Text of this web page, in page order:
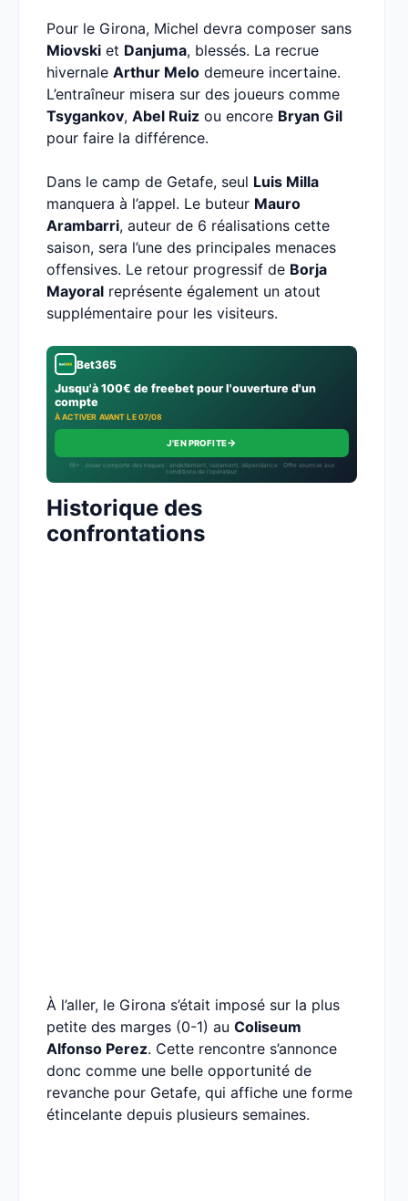
Pour le Girona, Michel devra composer sans
Miovski et Danjuma, blessés. La recrue
hivernale Arthur Melo demeure incertaine.
L’entraîneur misera sur des joueurs comme
Tsygankov, Abel Ruiz ou encore Bryan Gil
pour faire la différence.
Dans le camp de Getafe, seul Luis Milla
manquera à l’appel. Le buteur Mauro
Arambarri, auteur de 6 réalisations cette
saison, sera l’une des principales menaces
offensives. Le retour progressif de Borja
Mayoral représente également un atout
supplémentaire pour les visiteurs.
Bet365
Jusqu'à 100€ de freebet pour l'ouverture d'un
compte
À ACTIVER AVANT LE 07/08
J'EN PROFITE→
18+ · Jouer comporte des risques : endettement, isolement, dépendance · Offre soumise aux
conditions de l’opérateur.
Historique des
confrontations
À l’aller, le Girona s’était imposé sur la plus
petite des marges (0-1) au Coliseum
Alfonso Perez. Cette rencontre s’annonce
donc comme une belle opportunité de
revanche pour Getafe, qui affiche une forme
étincelante depuis plusieurs semaines.